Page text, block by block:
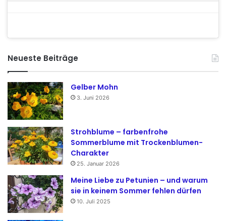
Neueste Beiträge
Gelber Mohn
3. Juni 2026
Strohblume – farbenfrohe
Sommerblume mit Trockenblumen-
Charakter
25. Januar 2026
Meine Liebe zu Petunien – und warum
sie in keinem Sommer fehlen dürfen
10. Juli 2025